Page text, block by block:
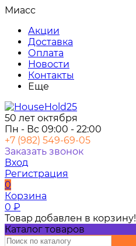
Миасс
Акции
Доставка
Оплата
Новости
Контакты
Еще
50 лет октября
Пн - Вс 09:00 - 22:00
+7 (982) 549-69-05
Заказать звонок
Вход
Регистрация
0
Корзина
0 ₽
Товар добавлен в корзину!
Каталог товаров